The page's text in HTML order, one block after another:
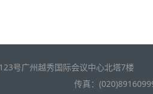
号广州越秀国际会议中心北塔7楼
传真：